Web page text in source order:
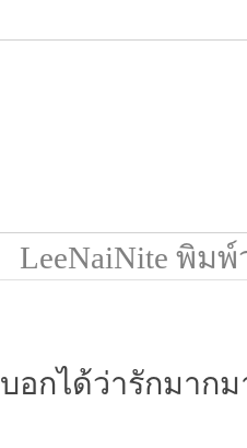
LeeNaiNite พิมพ์
บอกได้ว่ารักมาก